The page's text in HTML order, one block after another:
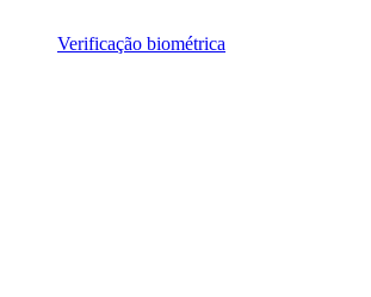
Verificação biométrica